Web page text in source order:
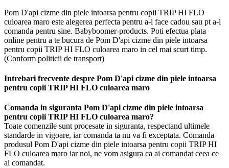
Pom D'api cizme din piele intoarsa pentru copii TRIP HI FLO
culoarea maro este alegerea perfecta pentru a-l face cadou sau pt a-l
comanda pentru sine. Babyboomer-products. Poti efectua plata
online pentru a te bucura de Pom D'api cizme din piele intoarsa
pentru copii TRIP HI FLO culoarea maro in cel mai scurt timp.
(Conform politicii de transport)
Intrebari frecvente despre Pom D'api cizme din piele intoarsa
pentru copii TRIP HI FLO culoarea maro
Comanda in siguranta Pom D'api cizme din piele intoarsa
pentru copii TRIP HI FLO culoarea maro?
Toate comenzile sunt procesate in siguranta, respectand ultimele
standarde in vigoare, iar comanda ta nu va fi exceptata. Comanda
produsul Pom D'api cizme din piele intoarsa pentru copii TRIP HI
FLO culoarea maro iar noi, ne vom asigura ca ai comandat ceea ce
ai comandat.